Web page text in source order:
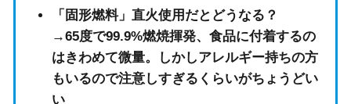
「固形燃料」直火使用だとどうなる？
→65度で99.9%燃焼揮発、食品に付着するの
はきわめて微量。しかしアレルギー持ちの方
もいるので注意しすぎるくらいがちょうどい
い